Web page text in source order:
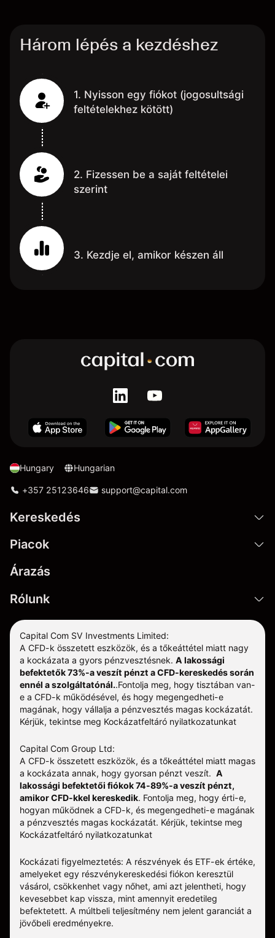
Három lépés a kezdéshez
1. Nyisson egy fiókot (jogosultsági
feltételekhez kötött)
2. Fizessen be a saját feltételei
szerint
3. Kezdje el, amikor készen áll
Hungary Hungarian
+357 25123646 support@capital.com
Kereskedés
Piacok
Árazás
Rólunk
Capital Com SV Investments Limited:
A CFD-k összetett eszközök, és a tőkeáttétel miatt nagy
a kockázata a gyors pénzvesztésnek. A lakossági
befektetők 73%-a veszít pénzt a CFD-kereskedés során
ennél a szolgáltatónál..Fontolja meg, hogy tisztában van-
e a CFD-k működésével, és hogy megengedheti-e
magának, hogy vállalja a pénzvesztés magas kockázatát.
Kérjük, tekintse meg Kockázatfeltáró nyilatkozatunkat
Capital Com Group Ltd:
A CFD-k összetett eszközök, és a tőkeáttétel miatt magas
a kockázata annak, hogy gyorsan pénzt veszít. A
lakossági befektetői fiókok 74-89%-a veszít pénzt,
amikor CFD-kkel kereskedik. Fontolja meg, hogy érti-e,
hogyan működnek a CFD-k, és megengedheti-e magának
a pénzvesztés magas kockázatát. Kérjük, tekintse meg
Kockázatfeltáró nyilatkozatunkat
Kockázati figyelmeztetés: A részvények és ETF-ek értéke,
amelyeket egy részvénykereskedési fiókon keresztül
vásárol, csökkenhet vagy nőhet, ami azt jelentheti, hogy
kevesebbet kap vissza, mint amennyit eredetileg
befektetett. A múltbeli teljesítmény nem jelent garanciát a
jövőbeli eredményekre.